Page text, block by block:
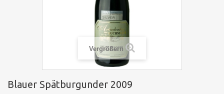
Vergrößern
Blauer Spätburgunder 2009